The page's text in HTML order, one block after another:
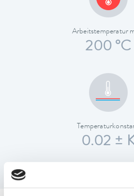
Arbeitstemperatur
200 °C
0.02 ±